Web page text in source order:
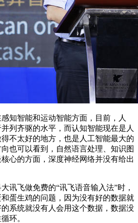
智能和运动智能方面，目前，人
列齐驱的水平，而认知智能现在是人
不太好的地方，也是人工智能最大的
也可以看到，自然语言处理、知识图
心的方面，深度神经网络并没有给出
飞做免费的“讯飞语音输入法”时，
蛋生鸡的问题，因为没有好的数据就
系统就没有人会用这个数据，数据没
环。